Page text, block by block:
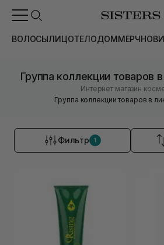
ВОЛОСЫЛИЦОТЕЛОДОММЕРЧ
Группа коллекции товаров
Интернет магазин
Группа коллекции товаров в
Фильтр 1